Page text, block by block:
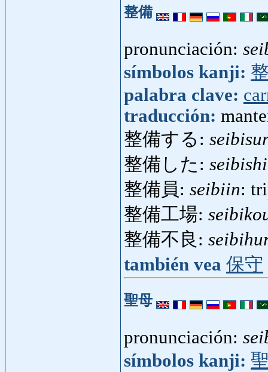
整備
pronunciación:
símbolos kanji:
palabra clave:
traducción:
整備する:
整備した:
整備員: seibiin:
整備工場:
整備不良:
también vea 保守
聖母
pronunciación:
símbolos kanji: